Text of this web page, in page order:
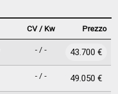
CV / Kw Prezzo
- / - 43.700 €
- / - 49.050 €